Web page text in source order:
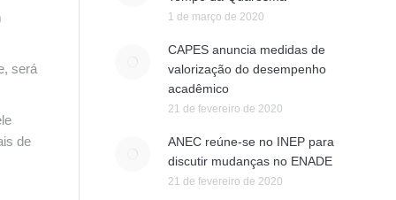
será
de
1 de março de 2020
CAPES anuncia medidas de
valorização do desempenho
acadêmico
21 de fevereiro de 2020
ANEC reúne-se no INEP para
discutir mudanças no ENADE
21 de fevereiro de 2020